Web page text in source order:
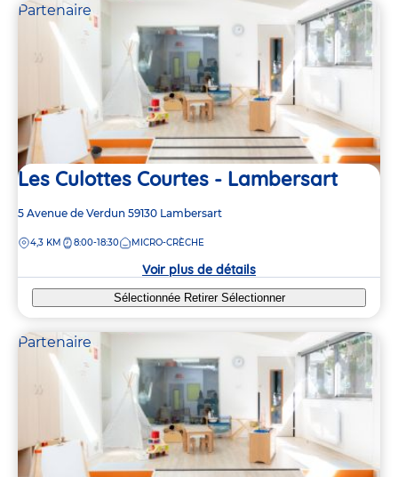
Partenaire
Les Culottes Courtes - Lambersart
Adresse
la
5 Avenue de Verdun 59130 Lambersart
DISTANCE
4,3 KM 8:00-18:30 MICRO-CRÈCHE
Voir plus de détails
Sélectionnée Retirer Sélectionner
Partenaire